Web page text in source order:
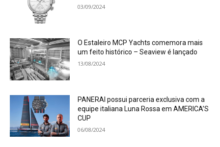
03/09/2024
O Estaleiro MCP Yachts comemora mais
um feito histórico – Seaview é lançado
13/08/2024
PANERAI possui parceria exclusiva com a
equipe italiana Luna Rossa em AMERICA’S
CUP
06/08/2024